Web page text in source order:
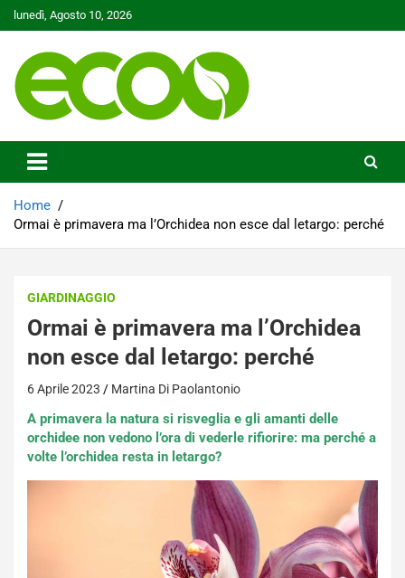
Skip
to
lunedì, Agosto 10, 2026
Ecoo.it
Home
Ormai è primavera ma l’Orchidea non esce dal letargo: perché
GIARDINAGGIO
Ormai è primavera ma l’Orchidea
non esce dal letargo: perché
6 Aprile 2023 Martina Di Paolantonio
A primavera la natura si risveglia e gli amanti delle
orchidee non vedono l’ora di vederle rifiorire: ma perché a
volte l’orchidea resta in letargo?